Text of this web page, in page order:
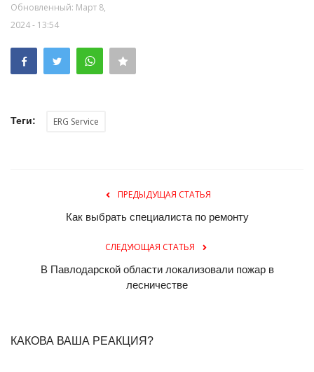
Обновленный: Март 8,
2024 - 13:54
Теги: ERG Service
ПРЕДЫДУЩАЯ СТАТЬЯ
Как выбрать специалиста по ремонту
СЛЕДУЮЩАЯ СТАТЬЯ
В Павлодарской области локализовали пожар в
лесничестве
КАКОВА ВАША РЕАКЦИЯ?